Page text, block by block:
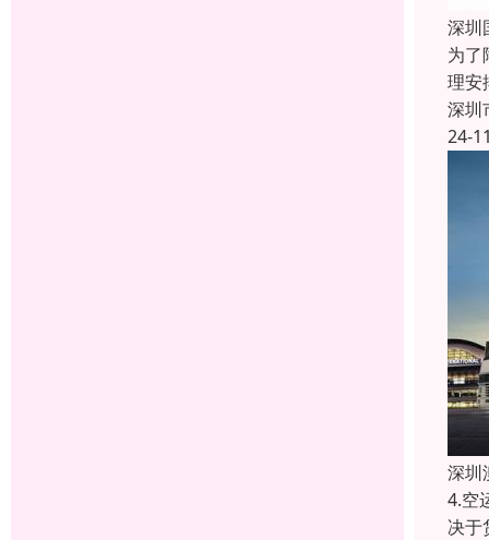
深圳
为了
理安
深圳
24-
深圳
4.空
决于